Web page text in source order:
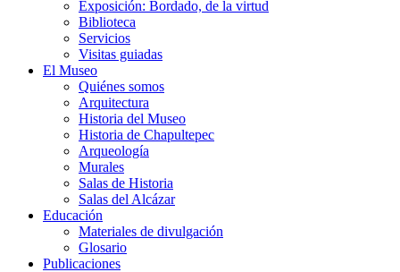
Exposición: Bordado, de la virtud
Biblioteca
Servicios
Visitas guiadas
El Museo
Quiénes somos
Arquitectura
Historia del Museo
Historia de Chapultepec
Arqueología
Murales
Salas de Historia
Salas del Alcázar
Educación
Materiales de divulgación
Glosario
Publicaciones